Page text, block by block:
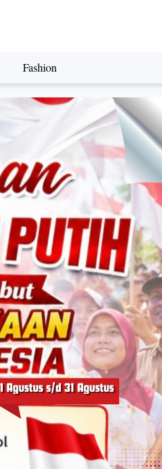
Fashion